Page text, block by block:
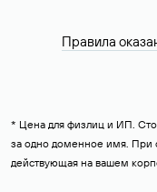
Правила
* Цена для физлиц и ИП.
за одно доменное имя. При
действующая на вашем